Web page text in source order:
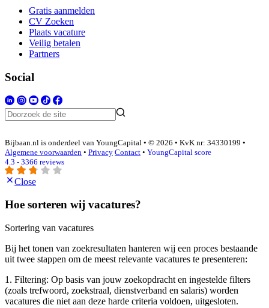
Gratis aanmelden
CV Zoeken
Plaats vacature
Veilig betalen
Partners
Social
Bijbaan.nl is onderdeel van YoungCapital • © 2026 • KvK nr: 34330199 •
Algemene voorwaarden • Privacy Contact • YoungCapital score
4.3 - 3366 reviews
Close
Hoe sorteren wij vacatures?
Sortering van vacatures
Bij het tonen van zoekresultaten hanteren wij een proces bestaande
uit twee stappen om de meest relevante vacatures te presenteren:
1. Filtering: Op basis van jouw zoekopdracht en ingestelde filters
(zoals trefwoord, zoekstraal, dienstverband en salaris) worden
vacatures die niet aan deze harde criteria voldoen, uitgesloten.